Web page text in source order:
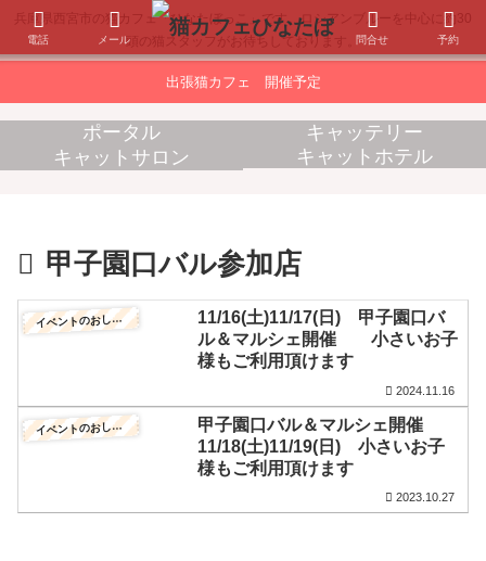
兵庫県西宮市の猫カフェ「ひなたぼっこ」です。ロシアンブルーを中心に約30
頭の猫スタッフがお待ちしております。
出張猫カフェ 開催予定
ポータル
キャッテリー
キャットサロン
キャットホテル
甲子園口バル参加店
イ
ベントのおしらせ
11/16(土)11/17(日) 甲子園口バ
ル＆マルシェ開催 小さいお子
様もご利用頂けます
2024.11.16
イ
ベントのおしらせ
甲子園口バル＆マルシェ開催
11/18(土)11/19(日) 小さいお子
様もご利用頂けます
2023.10.27
電話 メール 問合せ 予約